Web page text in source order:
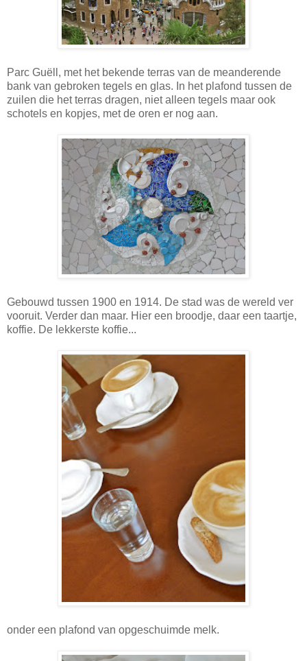
Parc Guëll, met het bekende terras van de meanderende
bank van gebroken tegels en glas. In het plafond tussen de
zuilen die het terras dragen, niet alleen tegels maar ook
schotels en kopjes, met de oren er nog aan.
Gebouwd tussen 1900 en 1914. De stad was de wereld ver
vooruit. Verder dan maar. Hier een broodje, daar een taartje,
koffie. De lekkerste koffie...
onder een plafond van opgeschuimde melk.